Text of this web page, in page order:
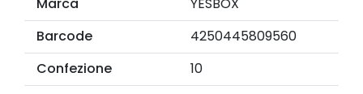
Barcode
4250445809560
Confezione
10